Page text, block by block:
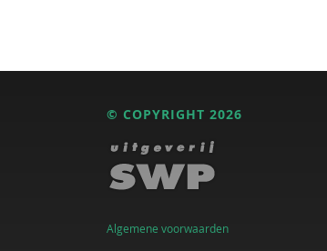
© COPYRIGHT 2026
Algemene voorwaarden